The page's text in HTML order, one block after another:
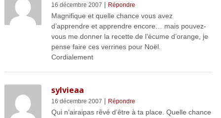
16 décembre 2007 | Répondre
Magnifique et quelle chance vous avez
d’apprendre et apprendre encore… mais pouvez-
vous me donner la recette de l’écume d’orange, je
pense faire ces verrines pour Noël.
Cordialement
sylvieaa
16 décembre 2007 | Répondre
Qui n’airaipas rêvé d’être à ta place. Quelle chance